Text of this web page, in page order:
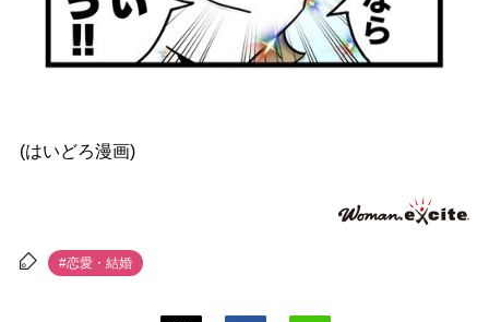
(はいどろ漫画)
#恋愛・結婚